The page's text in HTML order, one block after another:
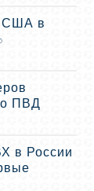
США в
ПВД
в России